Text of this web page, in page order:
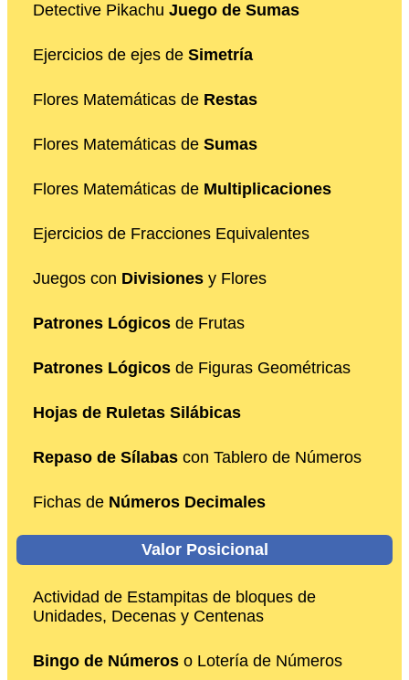
Detective Pikachu Juego de Sumas
Ejercicios de ejes de Simetría
Flores Matemáticas de Restas
Flores Matemáticas de Sumas
Flores Matemáticas de Multiplicaciones
Ejercicios de Fracciones Equivalentes
Juegos con Divisiones y Flores
Patrones Lógicos de Frutas
Patrones Lógicos de Figuras Geométricas
Hojas de Ruletas Silábicas
Repaso de Sílabas con Tablero de Números
Fichas de Números Decimales
Valor Posicional
Actividad de Estampitas de bloques de
Unidades, Decenas y Centenas
Bingo de Números o Lotería de Números